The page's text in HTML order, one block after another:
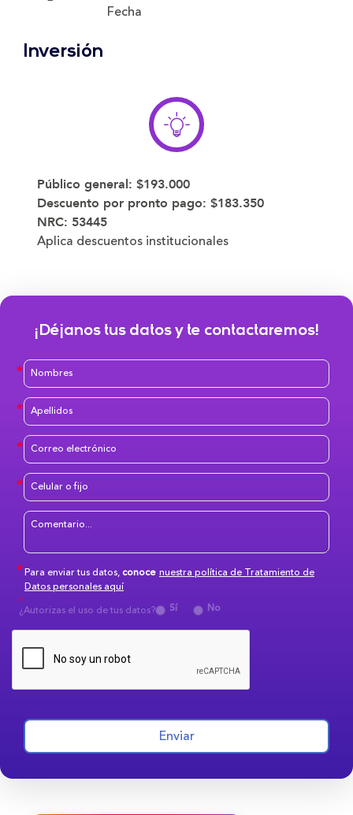
Fecha
Inversión
Público general: $193.000
Descuento por pronto pago: $183.350
NRC: 53445
Aplica descuentos institucionales
¡Déjanos tus datos y te contactaremos!
Para enviar tus datos,conoce nuestra política de Tratamiento de
Datos personales aquí
¿Autorizas el uso de tus datos?
Sí No
Enviar